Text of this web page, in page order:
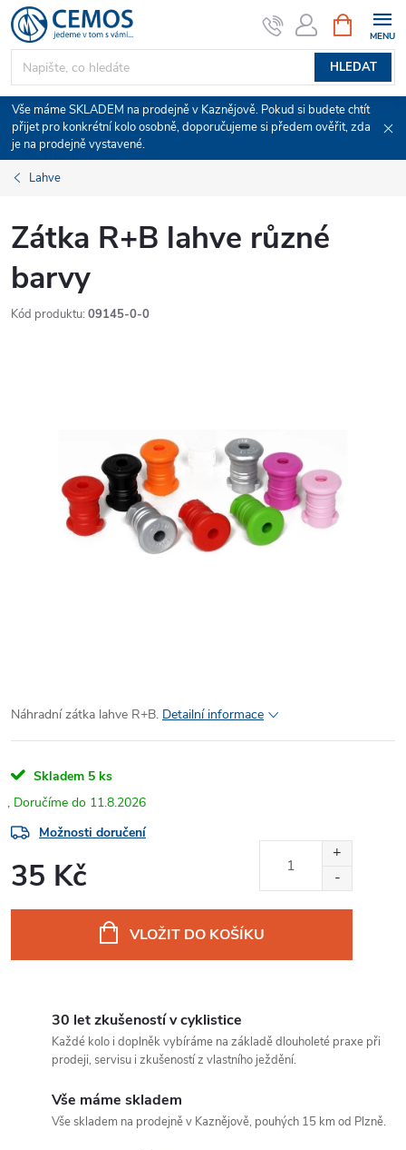
Přejít
na
obsah
HLEDAT
NÁKUPNÍ
KOŠÍK
Vše máme SKLADEM na prodejně v Kaznějově. Pokud si budete chtít
přijet pro konkrétní kolo osobně, doporučujeme si předem ověřit, zda
je na prodejně vystavené.
Lahve
Zátka R+B lahve různé
barvy
Kód produktu: 09145-0-0
Náhradní zátka lahve R+B. Detailní informace
Skladem 5 ks
11.8.2026
Možnosti doručení
35 Kč
VLOŽIT DO KOŠÍKU
30 let zkušeností v cyklistice
Každé kolo i doplněk vybíráme na základě dlouholeté praxe při
prodeji, servisu i zkušeností z vlastního ježdění.
Vše máme skladem
Vše skladem na prodejně v Kaznějově, pouhých 15 km od Plzně.